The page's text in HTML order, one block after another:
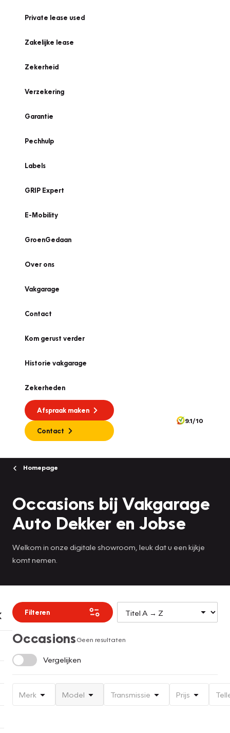
Private lease used
Zakelijke lease
Zekerheid
Verzekering
Garantie
Pechhulp
Labels
GRIP Expert
E-Mobility
GroenGedaan
Over ons
Vakgarage
Contact
Kom gerust verder
Historie vakgarage
Zekerheden
Afspraak maken
Contact
9.1/10
Homepage
Occasions bij Vakgarage
Auto Dekker en Jobse
Welkom in onze digitale showroom, leuk dat u een kijkje
komt nemen.
Filteren
OccasionsGeen resultaten
Vergelijken
Merk Model Transmissie Prijs